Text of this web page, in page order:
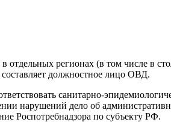
регионах (в том числе в
должностное лицо ОВД.
санитарно-
нарушений дело об
Роспотребнадзора по субъекту РФ.